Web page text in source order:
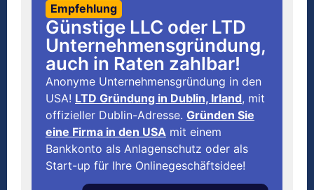
Empfehlung
Günstige LLC oder LTD
Unternehmensgründung,
auch in Raten zahlbar!
Anonyme Unternehmensgründung in den
USA! LTD Gründung in Dublin, Irland, mit
offizieller Dublin-Adresse. Gründen Sie
eine Firma in den USA mit einem
Bankkonto als Anlagenschutz oder als
Start-up für Ihre Onlinegeschäftsidee!